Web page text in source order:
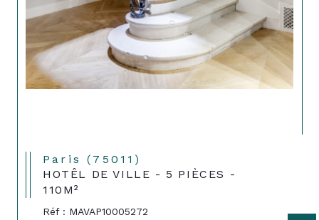
Paris (75011)
HOTÊL DE VILLE - 5 PIÈCES -
110M²
Réf : MAVAP10005272